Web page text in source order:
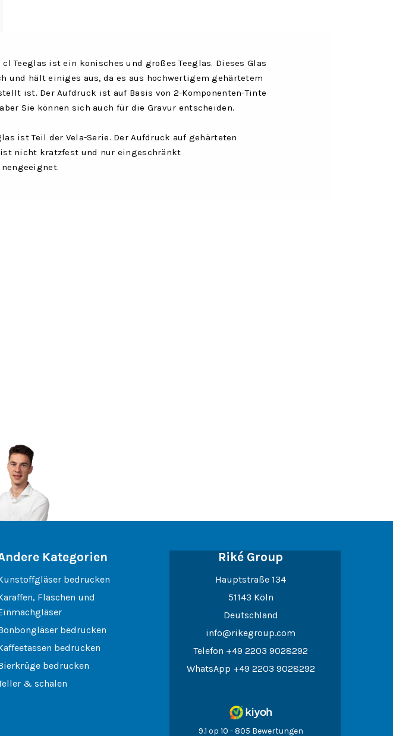
cl Teeglas ist ein konisches und großes Teeglas. Dieses Glas
und hält einiges aus, da es aus hochwertigem gehärtetem
ist. Der Aufdruck ist auf Basis von 2-Komponenten-Tinte
Sie können sich auch für die Gravur entscheiden.
ist Teil der Vela-Serie. Der Aufdruck auf gehärteten
ist nicht kratzfest und nur eingeschränkt
Kategorien
bedrucken
Flaschen und
bedrucken
bedrucken
bedrucken
& schalen
Riké Group
Hauptstraße 134
51143 Köln
Deutschland
info@rikegroup.com
Telefon +49 2203 9028292
WhatsApp +49 2203 9028292
9.1 op 10 - 805 Bewertungen